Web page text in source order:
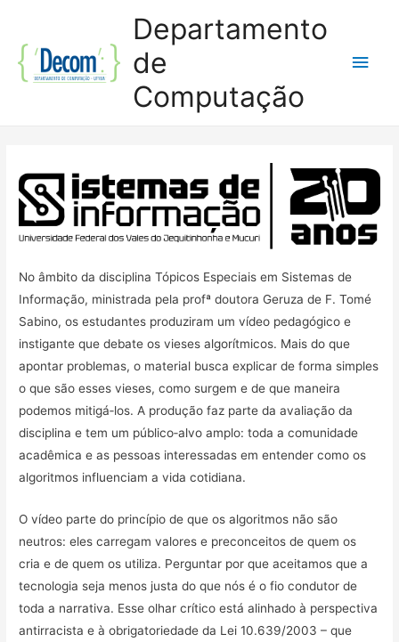
Departamento
de
Computação
No âmbito da disciplina Tópicos Especiais em Sistemas de
Informação, ministrada pela profª doutora Geruza de F. Tomé
Sabino, os estudantes produziram um vídeo pedagógico e
instigante que debate os vieses algorítmicos. Mais do que
apontar problemas, o material busca explicar de forma simples
o que são esses vieses, como surgem e de que maneira
podemos mitigá‑los. A produção faz parte da avaliação da
disciplina e tem um público‑alvo amplo: toda a comunidade
acadêmica e as pessoas interessadas em entender como os
algoritmos influenciam a vida cotidiana.
O vídeo parte do princípio de que os algoritmos não são
neutros: eles carregam valores e preconceitos de quem os
cria e de quem os utiliza. Perguntar por que aceitamos que a
tecnologia seja menos justa do que nós é o fio condutor de
toda a narrativa. Esse olhar crítico está alinhado à perspectiva
antirracista e à obrigatoriedade da Lei 10.639/2003 – que